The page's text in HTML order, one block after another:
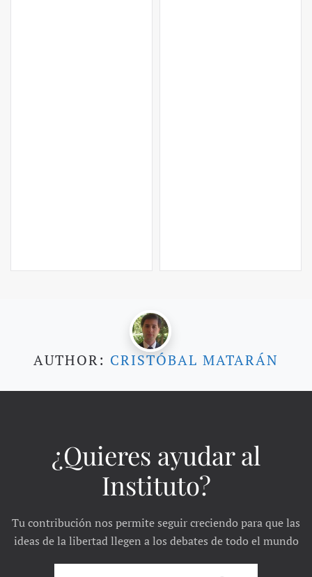
AUTHOR: CRISTÓBAL MATARÁN
¿Quieres ayudar al
Instituto?
Tu contribución nos permite seguir creciendo para que las
ideas de la libertad llegen a los debates de todo el mundo